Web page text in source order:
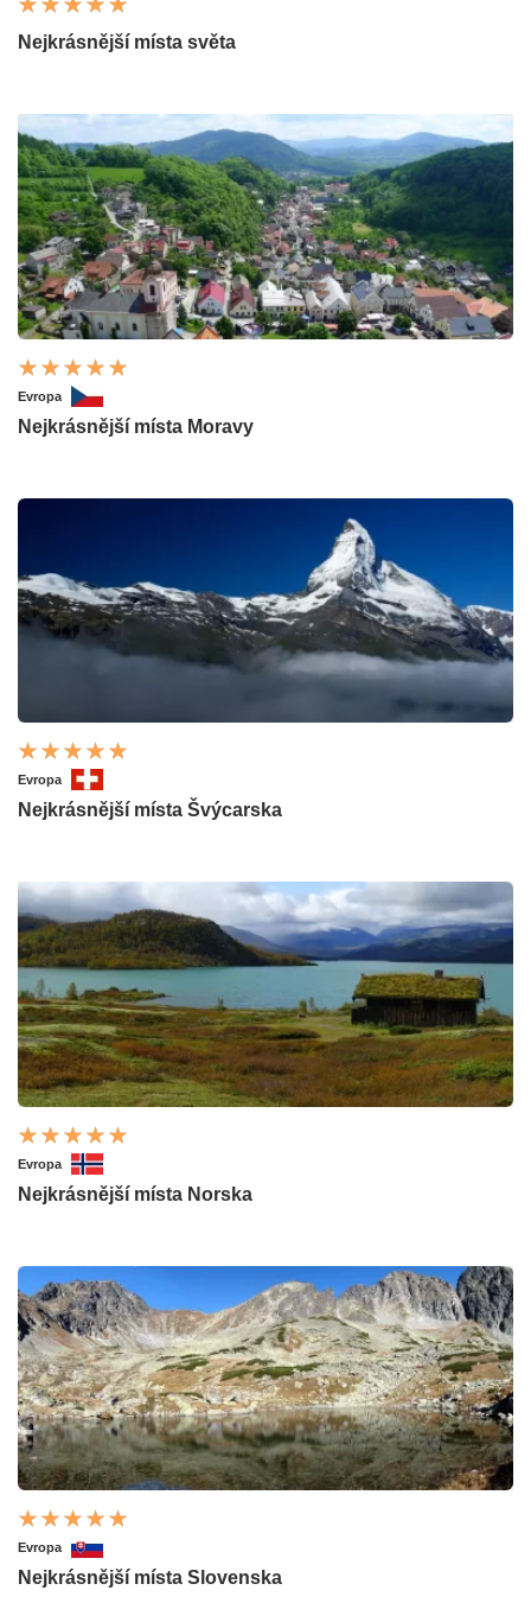
Nejkrásnější místa světa
Evropa
Nejkrásnější místa Moravy
Evropa
Nejkrásnější místa Švýcarska
Evropa
Nejkrásnější místa Norska
Evropa
Nejkrásnější místa Slovenska